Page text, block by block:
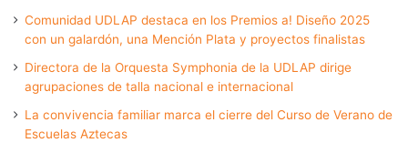
Comunidad UDLAP destaca en los Premios a! Diseño 2025
con un galardón, una Mención Plata y proyectos finalistas
Directora de la Orquesta Symphonia de la UDLAP dirige
agrupaciones de talla nacional e internacional
La convivencia familiar marca el cierre del Curso de Verano de
Escuelas Aztecas